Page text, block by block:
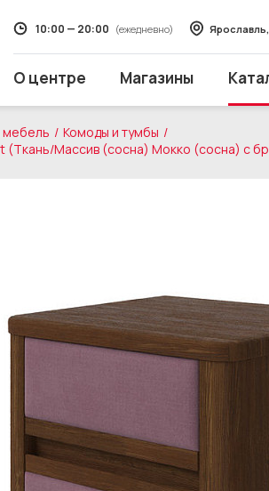
О центре Магазины
10:00 — 20:00 (ежедневно)
мебель
Комоды и тумбы
(Ткань/Массив (сосна) Мокко (сосна) с